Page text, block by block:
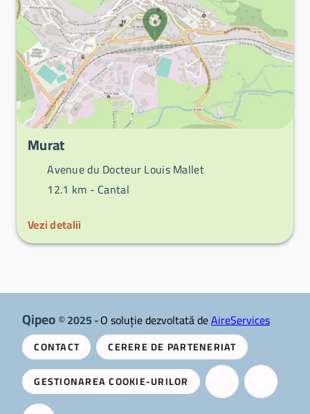
Murat
Avenue du Docteur Louis Mallet
12.1 km - Cantal
Vezi detalii
Qipeo© 2025 -O soluție dezvoltată deAireServices
CONTACT
CERERE DE PARTENERIAT
GESTIONAREA COOKIE-URILOR